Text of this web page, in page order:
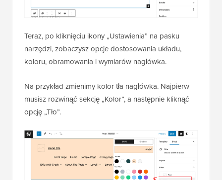
Teraz, po kliknięciu ikony „Ustawienia” na pasku
narzędzi, zobaczysz opcje dostosowania układu,
koloru, obramowania i wymiarów nagłówka.
Na przykład zmienimy kolor tła nagłówka. Najpierw
musisz rozwinąć sekcję „Kolor”, a następnie kliknąć
opcję „Tło”.